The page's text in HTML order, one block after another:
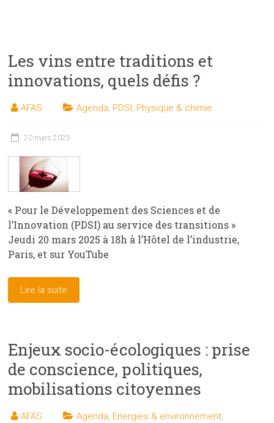
Les vins entre traditions et
innovations, quels défis ?
AFAS Agenda PDSI Physique & chimie
20 mars 2025
« Pour le Développement des Sciences et de
l’Innovation (PDSI) au service des transitions »
Jeudi 20 mars 2025 à 18h à l’Hôtel de l’industrie,
Paris, et sur YouTube
Lire la suite
Enjeux socio-écologiques : prise
de conscience, politiques,
mobilisations citoyennes
AFAS Agenda, Energies & environnement,